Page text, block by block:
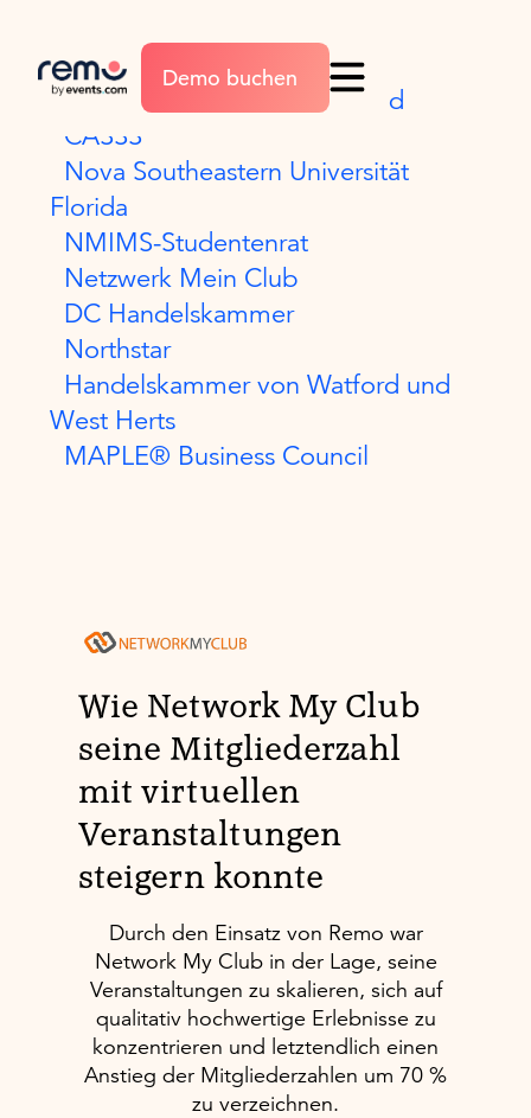
Demo buchen
Feldbefähigung
Der Zahlungsverkehrsverband
CASSS
Nova Southeastern Universität
Florida
NMIMS-Studentenrat
Netzwerk Mein Club
DC Handelskammer
Northstar
Handelskammer von Watford und
West Herts
MAPLE® Business Council
Wie Network My Club
seine Mitgliederzahl
mit virtuellen
Veranstaltungen
steigern konnte
Durch den Einsatz von Remo war
Network My Club in der Lage, seine
Veranstaltungen zu skalieren, sich auf
qualitativ hochwertige Erlebnisse zu
konzentrieren und letztendlich einen
Anstieg der Mitgliederzahlen um 70 %
zu verzeichnen.